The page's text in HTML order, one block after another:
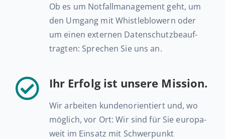
Ob es um Not­fall­ma­nage­ment geht, um
den Umgang mit Whist­le­b­lo­wern oder
um einen ex­ter­nen Da­ten­schutz­be­auf­
trag­ten: Spre­chen Sie uns an.
Ihr Erfolg ist unsere Mission.
Wir ar­bei­ten kun­den­ori­en­tiert und, wo
möglich, vor Ort: Wir sind für Sie eu­ro­pa­
weit im Einsatz mit Schwer­punkt